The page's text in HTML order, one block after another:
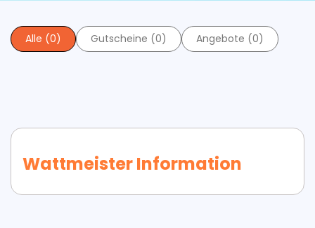
Alle (0) Gutscheine (0) Angebote (0)
Wattmeister Information